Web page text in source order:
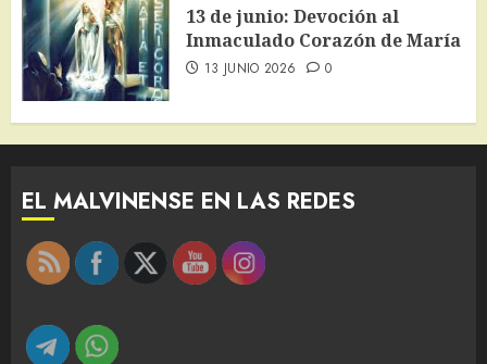
13 de junio: Devoción al
Inmaculado Corazón de María
13 JUNIO 2026 0
EL MALVINENSE EN LAS REDES